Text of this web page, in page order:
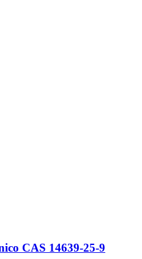
CAS 14639-25-9